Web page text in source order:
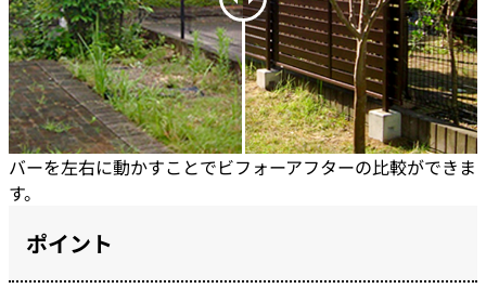
バーを左右に動かすことでビフォーアフターの比較ができま
す。
ポイント